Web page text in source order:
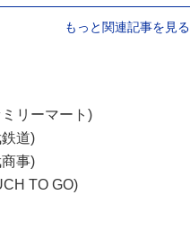
もっと関連記事を見る
リーマート)
道)
事)
TO GO)